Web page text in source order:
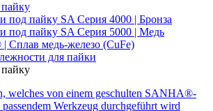
под пайку SA Серия 4000 | Бронза
под пайку SA Серия 5000 | Медь
Сплав медь-железо (CuFe)
для пайки